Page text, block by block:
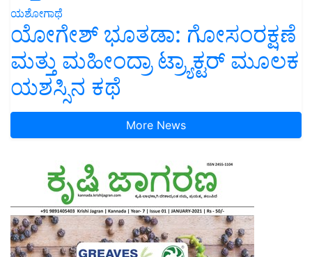
ಯಶೋಗಾಥೆ
ಯೋಗೇಶ್ ಭೂತಡಾ: ಗೋಸಂರಕ್ಷಣೆ
ಮತ್ತು ಮಹೀಂದ್ರಾ ಟ್ರ್ಯಾಕ್ಟರ್ ಮೂಲಕ
ಯಶಸ್ಸಿನ ಕಥೆ
More News